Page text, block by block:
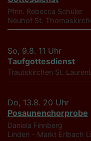
Pfrin. Rebecca Schüler
Neuhof St.
So, 9.8. 11 Uhr
Taufgottesdienst
Trautskirchen St.
Do, 13.8. 20 Uhr
Posaunenchorprobe
Daniela Finnberg
Linden - Markt Erlbach